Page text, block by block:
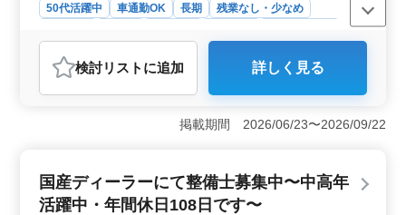
50代活躍中 車通勤OK 長期
残業なし・少なめ
おすすめポイント
＜安定した勤務環境＞ 残業少なめの勤務時間で、無理
も少なく長期間働けます。週5〜6日の柔軟なシフトでの
ャリアチェンジも歓迎。経験を活かし、自動車整備のプ
備で安心して働けます。マイカー通勤も可能で、通勤の
負担を軽減。働きやすい環境が整っています。
検討リスト に追加 詳しく見る
掲載期間 2026/06/23〜2026/09/22
国産ディーラーにて整備士募集中〜中高年
活躍中・年間休日108日です〜